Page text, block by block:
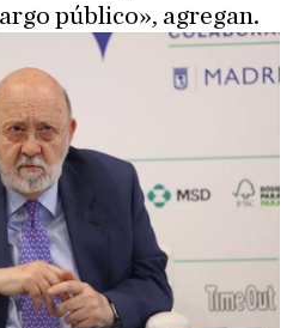
público», agregan.